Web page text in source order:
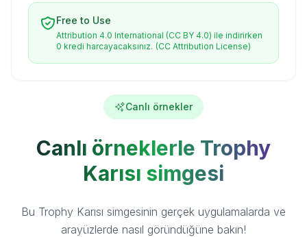
Free to Use
Attribution 4.0 International (CC BY 4.0) ile indirirken
0 kredi harcayacaksınız. (CC Attribution License)
Canlı örnekler
Canlı örneklerle Trophy
Karısı simgesi
Bu Trophy Karısı simgesinin gerçek uygulamalarda ve
arayüzlerde nasıl göründüğüne bakın!